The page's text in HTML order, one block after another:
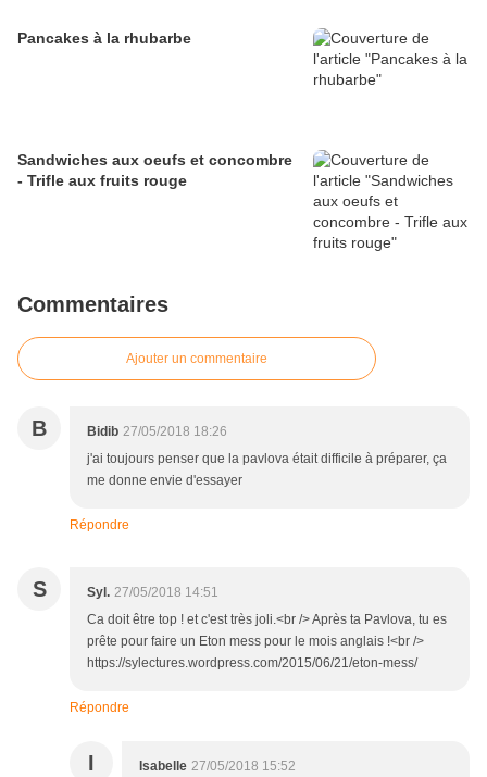
Pancakes à la rhubarbe
Sandwiches aux oeufs et concombre
- Trifle aux fruits rouge
Commentaires
Ajouter un commentaire
B Bidib 27/05/2018 18:26
j'ai toujours penser que la pavlova était difficile à préparer, ça
me donne envie d'essayer
Répondre
S Syl. 27/05/2018 14:51
Ca doit être top ! et c'est très joli.<br /> Après ta Pavlova, tu es
prête pour faire un Eton mess pour le mois anglais !<br />
https://sylectures.wordpress.com/2015/06/21/eton-mess/
Répondre
I Isabelle 27/05/2018 15:52